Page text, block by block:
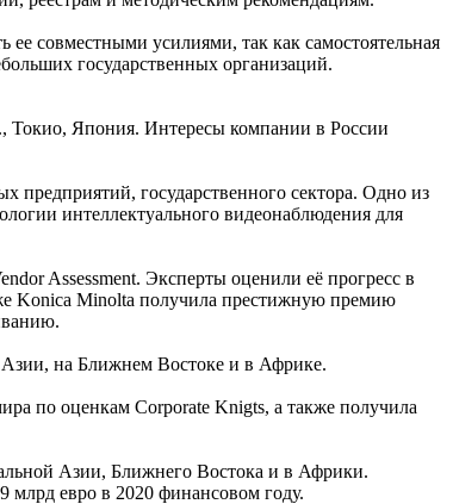
совместными усилиями, так как самостоятельная
государственных организаций.
Токио, Япония. Интересы компании в России
предприятий, государственного сектора. Одно из
интеллектуального видеонаблюдения для
Assessment. Эксперты оценили её прогресс в
Konica Minolta получила престижную премию
Азии, на Ближнем Востоке и в Африке.
по оценкам Corporate Knigts, а также получила
Азии, Ближнего Востока и в Африки.
млрд евро в 2020 финансовом году.